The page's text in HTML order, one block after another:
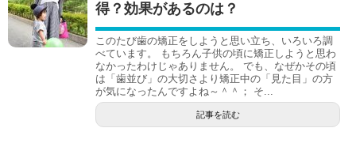
得？効果があるのは？
このたび歯の矯正をしようと思い立ち、いろいろ調
べています。 もちろん子供の頃に矯正しようと思わ
なかったわけじゃありません。 でも、なぜかその頃
は「歯並び」の大切さより矯正中の「見た目」の方
が気になったんですよね～＾＾； そ...
記事を読む